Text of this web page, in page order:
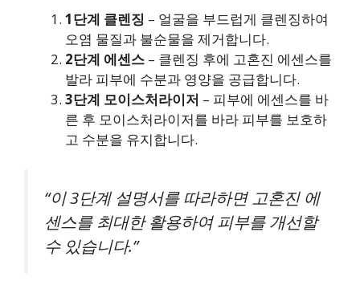
1단계 클렌징 – 얼굴을 부드럽게 클렌징하여
오염 물질과 불순물을 제거합니다.
2단계 에센스 – 클렌징 후에 고혼진 에센스를
발라 피부에 수분과 영양을 공급합니다.
3단계 모이스처라이저 – 피부에 에센스를 바
른 후 모이스처라이저를 바라 피부를 보호하
고 수분을 유지합니다.
“이 3단계 설명서를 따라하면 고혼진 에
센스를 최대한 활용하여 피부를 개선할
수 있습니다.”